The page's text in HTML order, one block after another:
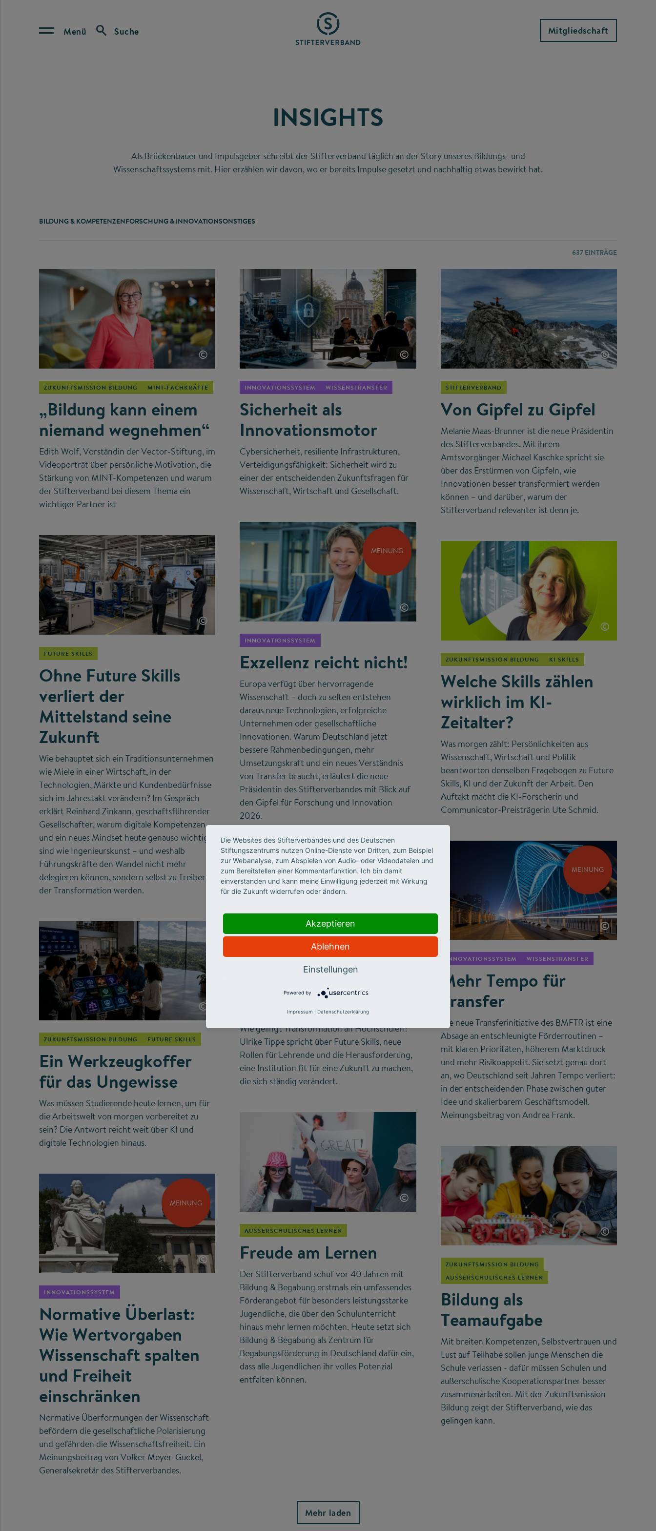
Menü Suche Mitgliedschaft
INSIGHTS
Als Brückenbauer und Impulsgeber schreibt der Stifterverband täglich an der Story unseres Bildungs- und
Wissenschaftssystems mit. Hier erzählen wir davon, wo er bereits Impulse gesetzt und nachhaltig etwas bewirkt hat.
BILDUNG & KOMPETENZENFORSCHUNG & INNOVATIONSONSTIGES
637 EINTRÄGE
©
ZUKUNFTSMISSION BILDUNG MINT-FACHKRÄFTE
„Bildung kann einem
niemand wegnehmen“
Edith Wolf, Vorständin der Vector-Stiftung, im
Videoporträt über persönliche Motivation, die
Stärkung von MINT-Kompetenzen und warum
der Stifterverband bei diesem Thema ein
wichtiger Partner ist
©
INNOVATIONSSYSTEM WISSENSTRANSFER
Sicherheit als
Innovationsmotor
Cybersicherheit, resiliente Infrastrukturen,
Verteidigungsfähigkeit: Sicherheit wird zu
einer der entscheidenden Zukunftsfragen für
Wissenschaft, Wirtschaft und Gesellschaft.
©
STIFTERVERBAND
Von Gipfel zu Gipfel
Melanie Maas-Brunner ist die neue Präsidentin
des Stifterverbandes. Mit ihrem
Amtsvorgänger Michael Kaschke spricht sie
über das Erstürmen von Gipfeln, wie
Innovationen besser transformiert werden
können – und darüber, warum der
Stifterverband relevanter ist denn je.
©
FUTURE SKILLS
Ohne Future Skills
verliert der
Mittelstand seine
Zukunft
Wie behauptet sich ein Traditionsunternehmen
wie Miele in einer Wirtschaft, in der
Technologien, Märkte und Kundenbedürfnisse
sich im Jahrestakt verändern? Im Gespräch
erklärt Reinhard Zinkann, geschaftsführender
Gesellschafter, warum digitale Kompetenzen
und ein neues Mindset heute genauso wichtig
sind wie Ingenieurskunst – und weshalb
Führungskräfte den Wandel nicht mehr
delegieren können, sondern selbst zu Treibern
der Transformation werden.
MEINUNG
©
INNOVATIONSSYSTEM
Exzellenz reicht nicht!
Europa verfügt über hervorragende
Wissenschaft – doch zu selten entstehen
daraus neue Technologien, erfolgreiche
Unternehmen oder gesellschaftliche
Innovationen. Warum Deutschland jetzt
bessere Rahmenbedingungen, mehr
Umsetzungskraft und ein neues Verständnis
von Transfer braucht, erläutert die neue
Präsidentin des Stifterverbandes mit Blick auf
den Gipfel für Forschung und Innovation
2026.
©
ZUKUNFTSMISSION BILDUNG KI SKILLS
Welche Skills zählen
wirklich im KI-
Zeitalter?
Was morgen zählt: Persönlichkeiten aus
Wissenschaft, Wirtschaft und Politik
beantworten denselben Fragebogen zu Future
Skills, KI und der Zukunft der Arbeit. Den
Auftakt macht die KI-Forscherin und
Communicator-Preisträgerin Ute Schmid.
©
ZUKUNFTSMISSION BILDUNG FUTURE SKILLS
Ein Werkzeugkoffer
für das Ungewisse
Was müssen Studierende heute lernen, um für
die Arbeitswelt von morgen vorbereitet zu
sein? Die Antwort reicht weit über KI und
digitale Technologien hinaus.
©
ZUKUNFTSMISSION BILDUNG
Wer Wandel will, muss
ihn selbst beherrschen
Wie gelingt Transformation an Hochschulen?
Ulrike Tippe spricht über Future Skills, neue
Rollen für Lehrende und die Herausforderung,
eine Institution fit für eine Zukunft zu machen,
die sich ständig verändert.
MEINUNG
©
INNOVATIONSSYSTEM WISSENSTRANSFER
Mehr Tempo für
Transfer
Die neue Transferinitiative des BMFTR ist eine
Absage an entschleunigte Förderroutinen –
mit klaren Prioritäten, höherem Marktdruck
und mehr Risikoappetit. Sie setzt genau dort
an, wo Deutschland seit Jahren Tempo verliert:
in der entscheidenden Phase zwischen guter
Idee und skalierbarem Geschäftsmodell.
Meinungsbeitrag von Andrea Frank.
MEINUNG
©
INNOVATIONSSYSTEM
Normative Überlast:
Wie Wertvorgaben
Wissenschaft spalten
und Freiheit
einschränken
Normative Überformungen der Wissenschaft
befördern die gesellschaftliche Polarisierung
und gefährden die Wissenschaftsfreiheit. Ein
Meinungsbeitrag von Volker Meyer-Guckel,
Generalsekretär des Stifterverbandes.
©
AUSSERSCHULISCHES LERNEN
Freude am Lernen
Der Stifterverband schuf vor 40 Jahren mit
Bildung & Begabung erstmals ein umfassendes
Förderangebot für besonders leistungsstarke
Jugendliche, die über den Schulunterricht
hinaus mehr lernen möchten. Heute setzt sich
Bildung & Begabung als Zentrum für
Begabungsförderung in Deutschland dafür ein,
dass alle Jugendlichen ihr volles Potenzial
entfalten können.
©
ZUKUNFTSMISSION BILDUNG
AUSSERSCHULISCHES LERNEN
Bildung als
Teamaufgabe
Mit breiten Kompetenzen, Selbstvertrauen und
Lust auf Teilhabe sollen junge Menschen die
Schule verlassen - dafür müssen Schulen und
außerschulische Kooperationspartner besser
zusammenarbeiten. Mit der Zukunftsmission
Bildung zeigt der Stifterverband, wie das
gelingen kann.
Mehr laden
Die Websites des Stifterverbandes und des Deutschen
Stiftungszentrums nutzen Online-Dienste von Dritten, zum Beispiel
zur Webanalyse, zum Abspielen von Audio- oder Videodateien und
zum Bereitstellen einer Kommentarfunktion. Ich bin damit
einverstanden und kann meine Einwilligung jederzeit mit Wirkung
für die Zukunft widerrufen oder ändern.
Akzeptieren
Ablehnen
Einstellungen
Powered by
Impressum Datenschutzerklärung